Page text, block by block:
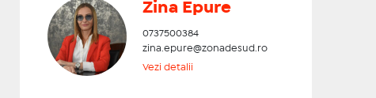
Zina Epure
0737500384
zina.epure@zonadesud.ro
Vezi detalii